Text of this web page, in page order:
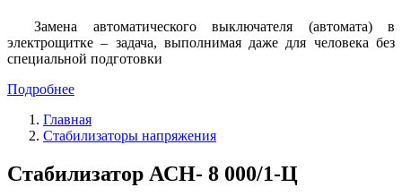
Замена автоматического выключателя (автомата) в
электрощитке – задача, выполнимая даже для человека без
специальной подготовки
Подробнее
Главная
Стабилизаторы напряжения
Стабилизатор АСН- 8 000/1-Ц